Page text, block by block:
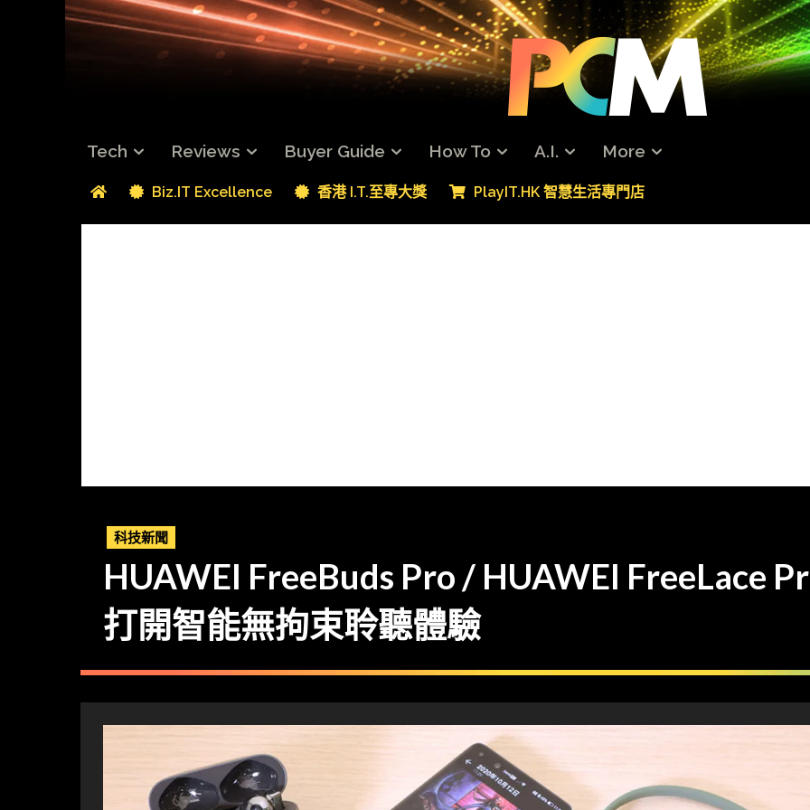
Tech Reviews Buyer Guide How To A.I. More
Biz.IT Excellence 香港 I.T.至專大獎 PlayIT.HK 智慧生活專門店
科技新聞
HUAWEI FreeBuds Pro / HUAWEI FreeLace
打開智能無拘束聆聽體驗